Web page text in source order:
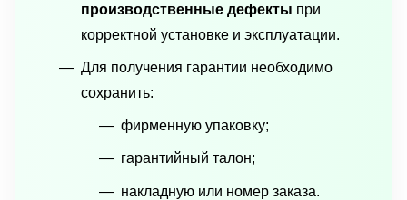
производственные дефекты при
корректной установке и эксплуатации.
Для получения гарантии необходимо
сохранить:
фирменную упаковку;
гарантийный талон;
накладную или номер заказа.